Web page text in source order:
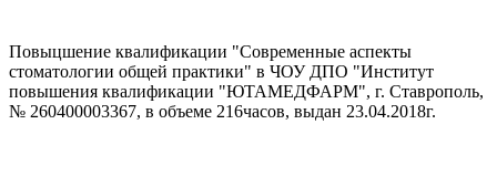
Повыцшение квалификации "Современные аспекты
стоматологии общей практики" в ЧОУ ДПО "Институт
повышения квалификации "ЮТАМЕДФАРМ", г. Ставрополь,
№ 260400003367, в объеме 216часов, выдан 23.04.2018г.